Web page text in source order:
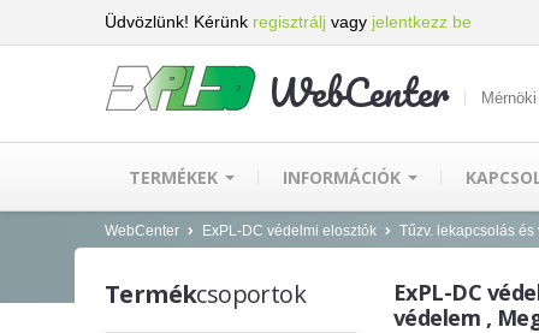
Üdvözlünk! Kérünk regisztrálj vagy jelentkezz be
WebCenter
TERMÉKEK INFORMÁCIÓK
WebCenter ExPL-DC védelmi elosztók Tűzv. lekapcsolás és
Termékcsoportok
ExPL-DC
védelem ,